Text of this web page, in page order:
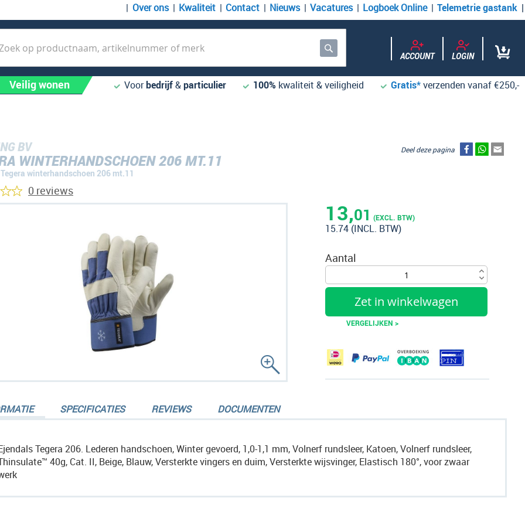
Over ons Kwaliteit Contact Nieuws Vacatures Logboek Online Telemetrie gastank
Zoek ACCOUNT LOGIN
Veilig wonen Voorbedrijf&particulier 100% kwaliteit & veiligheid Gratis*verzenden vanaf €250,-
BV
WINTERHANDSCHOEN 206 MT.11
Tegera winterhandschoen 206 mt.11
13,01 (EXCL. BTW)
15.74 (INCL. BTW)
Aantal
Zet in winkelwagen
VERGELIJKEN >
Deel deze pagina
0 reviews
Tegera 206. Lederen handschoen, Winter gevoerd, 1,0-1,1 mm, Volnerf rundsleer, Katoen, Volnerf rundsleer,
40g, Cat. II, Beige, Blauw, Versterkte vingers en duim, Versterkte wijsvinger, Elastisch 180°, voor zwaar
SPECIFICATIES REVIEWS DOCUMENTEN